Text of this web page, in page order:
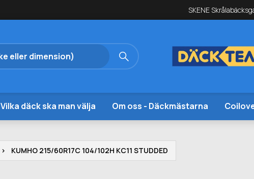
SKENE
Vilka däck ska man välja Om oss - Däckmästarna
KUMHO 215/60R17C 104/102H KC11 STUDDED